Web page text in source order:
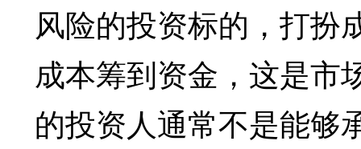
风险的投资标的，打扮
成本筹到资金，这是市
的投资人通常不是能够